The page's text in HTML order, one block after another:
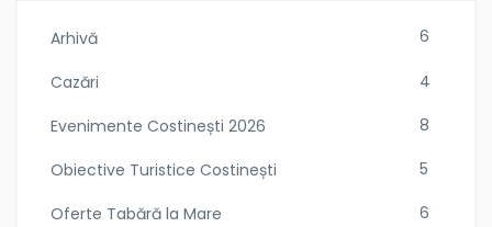
Arhivă 6
Cazări 4
Evenimente Costinești 2026 8
Obiective Turistice Costinești 5
Oferte Tabără la Mare 6